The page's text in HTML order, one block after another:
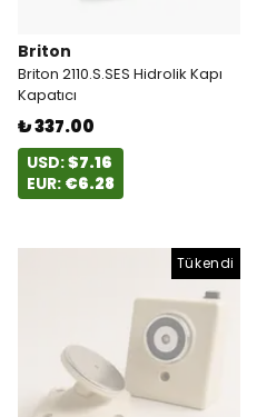
Briton
Briton 2110.S.SES Hidrolik Kapı
Kapatıcı
₺ 337.00
USD:$7.16
EUR: €6.28
Tükendi